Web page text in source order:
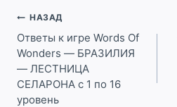
Навигация
по
записям
НАЗАД
Ответы к игре Words Of
Wonders — БРАЗИЛИЯ
— ЛЕСТНИЦА
СЕЛАРОНА с 1 по 16
уровень